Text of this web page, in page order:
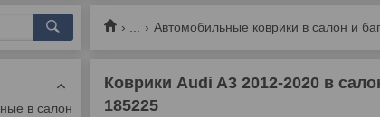
Автомобильные коврики в салон и
Коврики Audi A3 2012-2020 в
185225
в салон